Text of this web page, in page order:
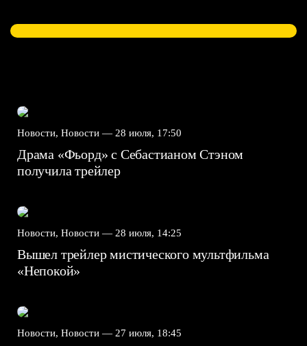
Новости, Новости — 28 июля, 17:50
Драма «Фьорд» с Себастианом Стэном
получила трейлер
Новости, Новости — 28 июля, 14:25
Вышел трейлер мистического мультфильма
«Непокой»
Новости, Новости — 27 июля, 18:45